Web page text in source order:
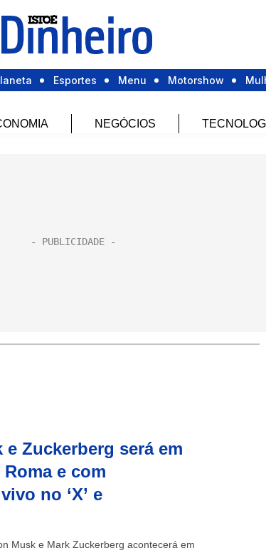
Esportes Menu Motorshow
NEGÓCIOS
Zuckerberg será em
Roma e com
no ‘X’ e
Musk e Mark Zuckerberg acontecerá em